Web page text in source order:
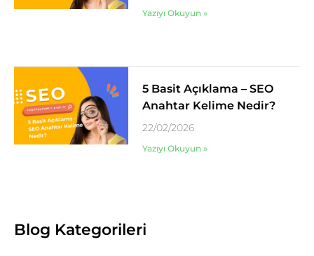
Yazıyı Okuyun »
5 Basit Açıklama – SEO
Anahtar Kelime Nedir?
22/02/2026
Yazıyı Okuyun »
Blog Kategorileri